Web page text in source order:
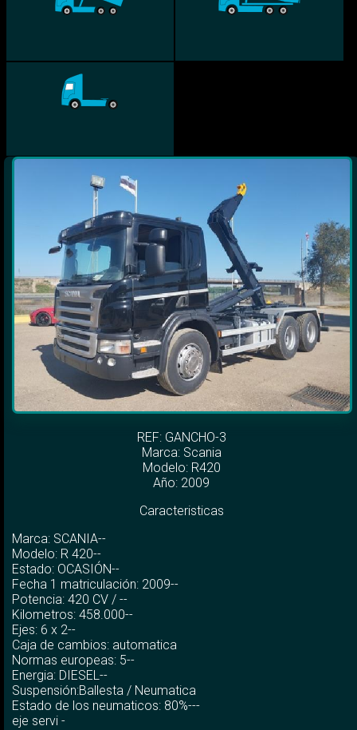
REF: GANCHO-3
Marca: Scania
Modelo: R420
Año: 2009
Caracteristicas
Marca: SCANIA--
Modelo: R 420--
Estado: OCASIÓN--
Fecha 1 matriculación: 2009--
Potencia: 420 CV / --
Kilometros: 458.000--
Ejes: 6 x 2--
Caja de cambios: automatica
Normas europeas: 5--
Energia: DIESEL--
Suspensión:Ballesta / Neumatica
Estado de los neumaticos: 80%---
eje servi -